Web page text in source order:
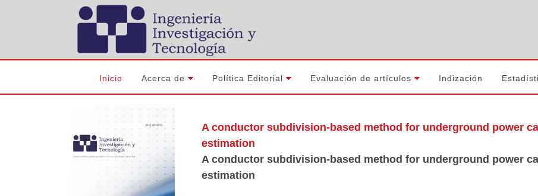
Inicio Acerca de Política Editorial Evaluación de artículos Indización
A conductor subdivision-based method for underground power
estimation
A conductor subdivision-based method for underground power
estimation